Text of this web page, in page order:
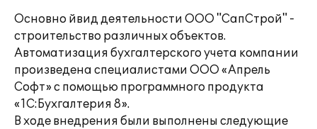
Основно йвид деятельности ООО "СапСтрой" -
строительство различных объектов.
Автоматизация бухгалтерского учета компании
произведена специалистами ООО «Апрель
Софт» с помощью программного продукта
«1С:Бухгалтерия 8».
В ходе внедрения были выполнены следующие